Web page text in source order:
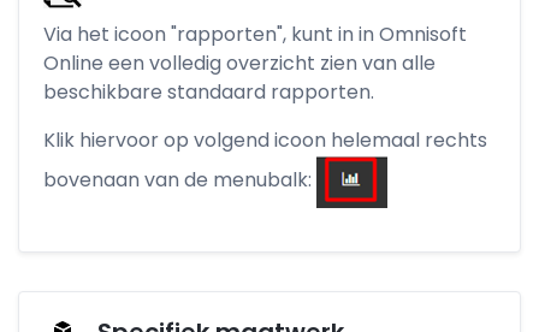
Via het icoon "rapporten", kunt in in Omnisoft
Online een volledig overzicht zien van alle
beschikbare standaard rapporten.
Klik hiervoor op volgend icoon helemaal rechts
bovenaan van de menubalk: